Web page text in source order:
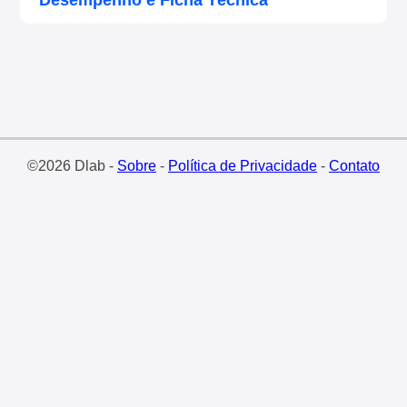
©2026 Dlab - Sobre- Política de Privacidade- Contato